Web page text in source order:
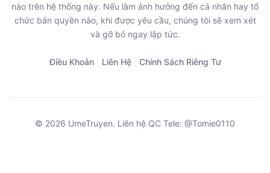
nào trên hệ thống này. Nếu làm ảnh hưởng đến cá nhân hay tổ
chức bản quyền nào, khi được yêu cầu, chúng tôi sẽ xem xét
và gỡ bỏ ngay lập tức.
Điều Khoản Liên Hệ Chính Sách Riêng Tư
© 2026 UmeTruyen. Liên hệ QC Tele: @Tomie0110